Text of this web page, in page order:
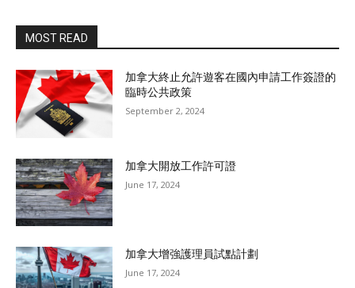
MOST READ
加拿大終止允許遊客在國內申請工作簽證的
臨時公共政策
September 2, 2024
加拿大開放工作許可證
June 17, 2024
加拿大增強護理員試點計劃
June 17, 2024